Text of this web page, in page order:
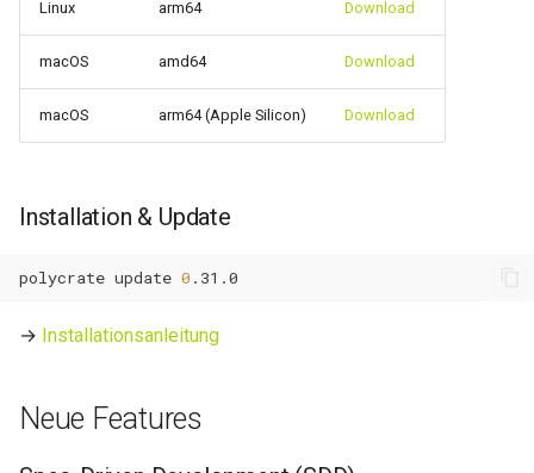
Wartungsfenster
Downtime & Timeline
Projekte
Action Runs
Labels & Konventionen
Audit & Compliance
Pricing & Business Layer
0.14.12
0.14.11
0.14.10
0.14.5
Linux arm64 Download
macOS amd64 Download
macOS arm64 (Apple Silicon) Download
Installation & Update
polycrate update 0
→ Installationsanleitung
Neue Features